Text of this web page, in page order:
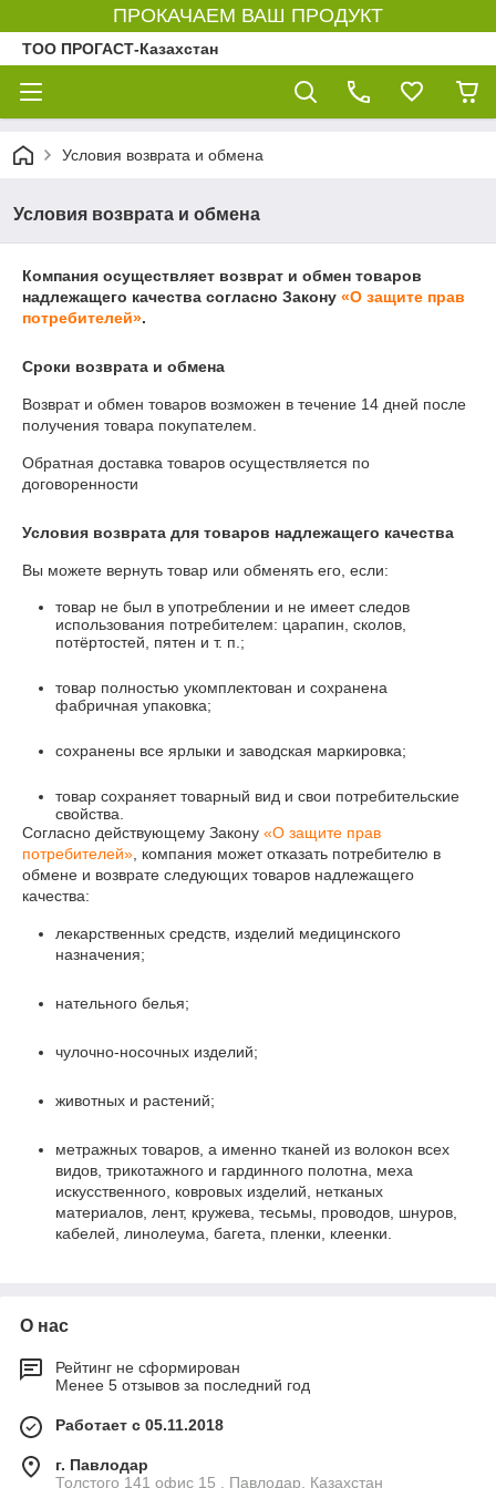
ПРОКАЧАЕМ ВАШ ПРОДУКТ
ТОО ПРОГАСТ-Казахстан
Условия возврата и обмена
Условия возврата и обмена
Компания осуществляет возврат и обмен товаров
надлежащего качества согласно Закону «О защите прав
потребителей».
Сроки возврата и обмена
Возврат и обмен товаров возможен в течение 14 дней после
получения товара покупателем.
Обратная доставка товаров осуществляется по
договоренности
Условия возврата для товаров надлежащего качества
Вы можете вернуть товар или обменять его, если:
товар не был в употреблении и не имеет следов
использования потребителем: царапин, сколов,
потёртостей, пятен и т. п.;
товар полностью укомплектован и сохранена
фабричная упаковка;
сохранены все ярлыки и заводская маркировка;
товар сохраняет товарный вид и свои потребительские
свойства.
Согласно действующему Закону «О защите прав
потребителей» , компания может отказать потребителю в
обмене и возврате следующих товаров надлежащего
качества:
лекарственных средств, изделий медицинского
назначения;
нательного белья;
чулочно-носочных изделий;
животных и растений;
метражных товаров, а именно тканей из волокон всех
видов, трикотажного и гардинного полотна, меха
искусственного, ковровых изделий, нетканых
материалов, лент, кружева, тесьмы, проводов, шнуров,
кабелей, линолеума, багета, пленки, клеенки.
О нас
Рейтинг не сформирован
Менее 5 отзывов за последний год
Работает с 05.11.2018
г. Павлодар
Толстого 141 офис 15 , Павлодар, Казахстан